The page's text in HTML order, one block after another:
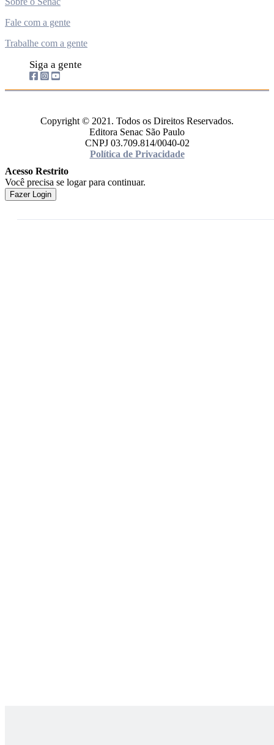
Fale com a gente
Trabalhe com a gente
Siga a gente
Copyright © 2021. Todos os Direitos Reservados.
Editora Senac São Paulo
CNPJ 03.709.814/0040-02
Política de Privacidade
Acesso Restrito
Você precisa se logar para continuar.
Fazer Login